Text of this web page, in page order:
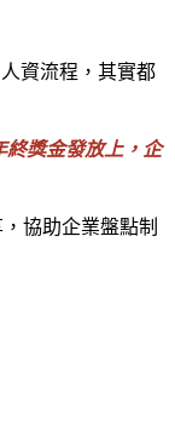
資流程，其實都
終獎金發放上，企
協助企業盤點制